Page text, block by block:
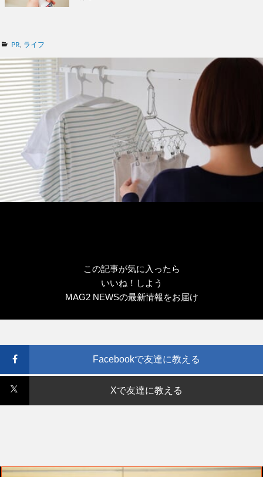
カ
ゴ
リ
ー
PR ライフ
この記事が気に入ったら
いいね！しよう
MAG2 NEWSの最新情報をお届け
Facebookで友達に教える
Xで友達に教える